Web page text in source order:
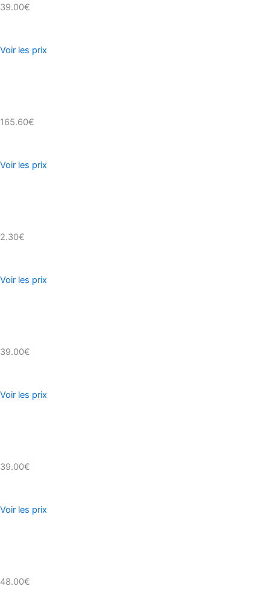
39.00€
Voir les prix
165.60€
Voir les prix
2.30€
Voir les prix
39.00€
Voir les prix
39.00€
Voir les prix
48.00€